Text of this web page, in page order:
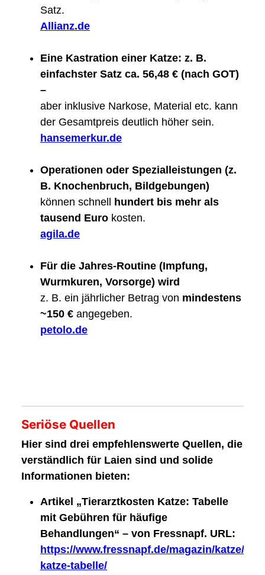
Satz.
Allianz.de
Eine Kastration einer Katze: z. B.
einfachster Satz ca. 56,48 € (nach GOT)
–
aber inklusive Narkose, Material etc. kann
der Gesamtpreis deutlich höher sein.
hansemerkur.de
Operationen oder Spezialleistungen (z.
B. Knochenbruch, Bildgebungen)
können schnell
hundert bis mehr als
tausend Euro kosten.
agila.de
Für die Jahres-Routine (Impfung,
Wurmkuren, Vorsorge) wird
z. B. ein jährlicher Betrag von mindestens
~150 € angegeben.
petolo.de
Seriöse Quellen
Hier sind drei empfehlenswerte Quellen, die
verständlich für Laien sind und solide
Informationen bieten:
Artikel „Tierarztkosten Katze: Tabelle
mit Gebühren für häufige
Behandlungen“ – von Fressnapf. URL:
https://www.fressnapf.de/magazin/katze/
katze-tabelle/